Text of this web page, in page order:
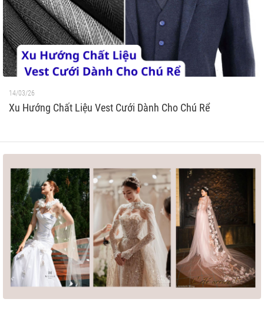
14/03/26
Xu Hướng Chất Liệu Vest Cưới Dành Cho Chú Rể